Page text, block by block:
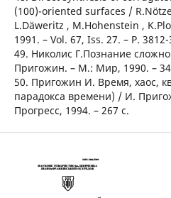
(100)-oriented surfaces /
L.Däweritz , M.Hohenstein ,
1991. – Vol. 67, Iss. 27. – P.
49. Николис Г.Познание
Пригожин. – М.: Мир, 1990. –
50. Пригожин И. Время, хаос,
парадокса времени) / И.
Прогресс, 1994. – 267 с.